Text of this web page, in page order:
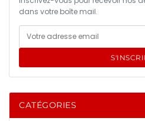
dans votre boîte mail.
CATÉGORIES